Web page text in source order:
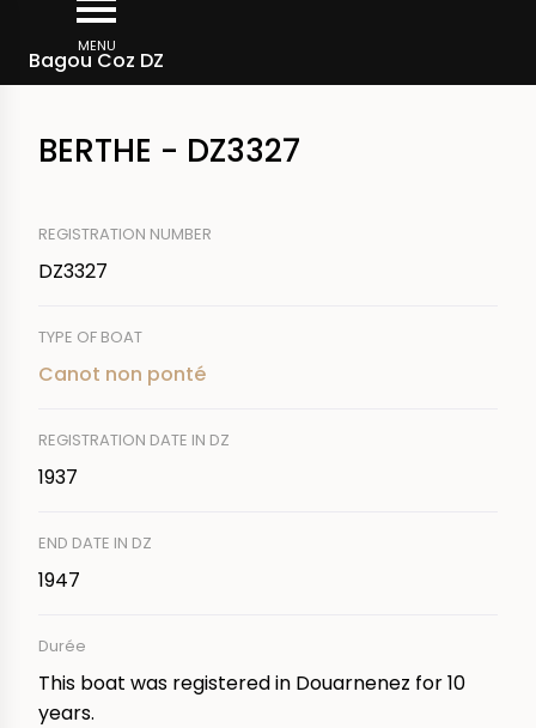
main
MENU
Bagou Coz DZ
Breadcrumb
BERTHE - DZ3327
REGISTRATION NUMBER
DZ3327
TYPE OF BOAT
Canot non ponté
REGISTRATION DATE IN DZ
1937
END DATE IN DZ
1947
Durée
This boat was registered in Douarnenez for 10
years.